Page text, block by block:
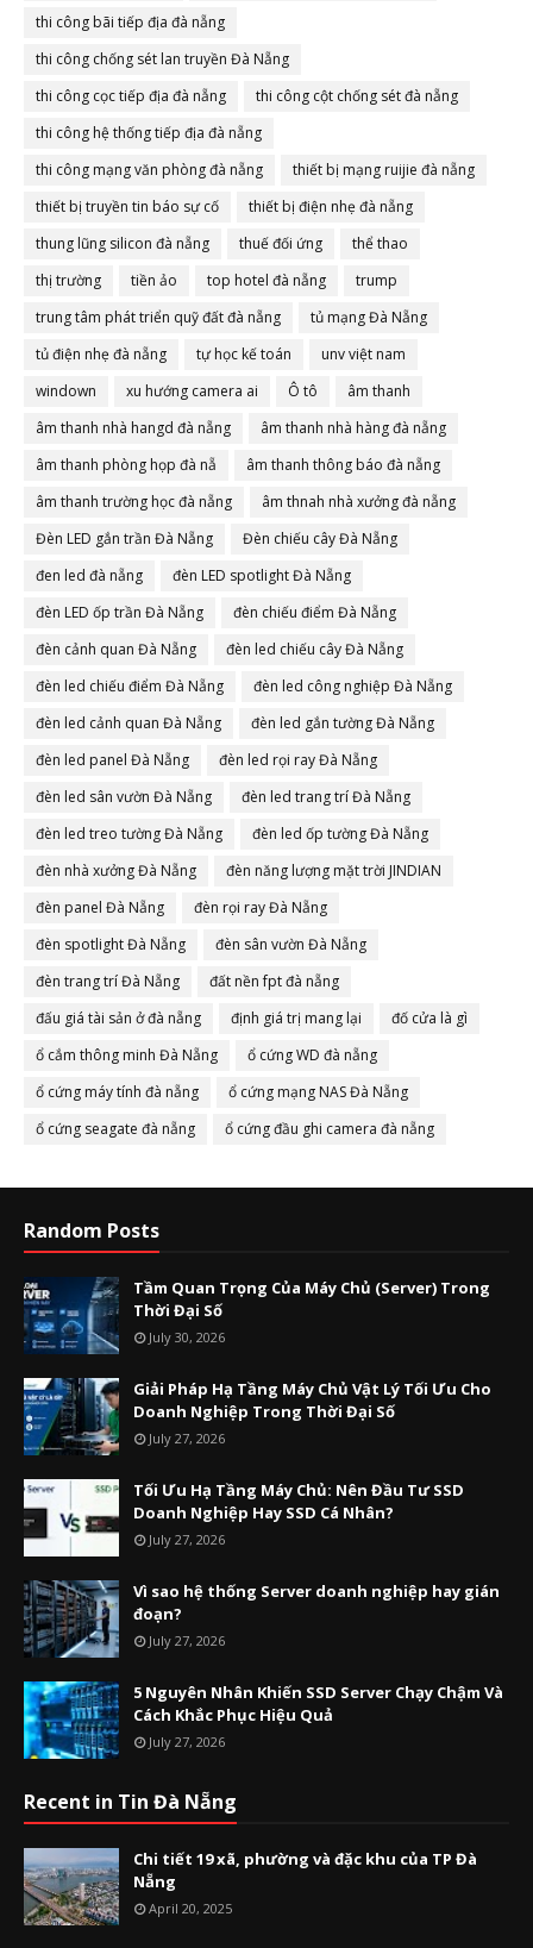
thi công bãi tiếp địa đà nẵng
thi công chống sét lan truyền Đà Nẵng
thi công cọc tiếp địa đà nẵng
thi công cột chống sét đà nẵng
thi công hệ thống tiếp địa đà nẵng
thi công mạng văn phòng đà nẵng
thiết bị mạng ruijie đà nẵng
thiết bị truyền tin báo sự cố
thiết bị điện nhẹ đà nẵng
thung lũng silicon đà nẵng
thuế đối ứng
thể thao
thị trường
tiền ảo top hotel đà nẵng
trump
trung tâm phát triển quỹ đất đà nẵng
tủ mạng Đà Nẵng
tủ điện nhẹ đà nẵng
tự học kế toán
unv việt nam
windown
xu hướng camera ai Ô tô
âm thanh
âm thanh nhà hangd đà nẵng
âm thanh nhà hàng đà nẵng
âm thanh phòng họp đà nẵ
âm thanh thông báo đà nẵng
âm thanh trường học đà nẵng
âm thnah nhà xưởng đà nẵng
Đèn LED gắn trần Đà Nẵng
Đèn chiếu cây Đà Nẵng
đen led đà nẵng
đèn LED spotlight Đà Nẵng
đèn LED ốp trần Đà Nẵng
đèn chiếu điểm Đà Nẵng
đèn cảnh quan Đà Nẵng
đèn led chiếu cây Đà Nẵng
đèn led chiếu điểm Đà Nẵng
đèn led công nghiệp Đà Nẵng
đèn led cảnh quan Đà Nẵng
đèn led gắn tường Đà Nẵng
đèn led panel Đà Nẵng
đèn led rọi ray Đà Nẵng
đèn led sân vườn Đà Nẵng
đèn led trang trí Đà Nẵng
đèn led treo tường Đà Nẵng
đèn led ốp tường Đà Nẵng
đèn nhà xưởng Đà Nẵng
đèn năng lượng mặt trời JINDIAN
đèn panel Đà Nẵng
đèn rọi ray Đà Nẵng
đèn spotlight Đà Nẵng
đèn sân vườn Đà Nẵng
đèn trang trí Đà Nẵng
đất nền fpt đà nẵng
đấu giá tài sản ở đà nẵng
định giá trị mang lại
đố cửa là gì
ổ cắm thông minh Đà Nẵng
ổ cứng WD đà nẵng
ổ cứng máy tính đà nẵng
ổ cứng mạng NAS Đà Nẵng
ổ cứng seagate đà nẵng
ổ cứng đầu ghi camera đà nẵng
Random Posts
Tầm Quan Trọng Của Máy Chủ (Server) Trong
Thời Đại Số
July 30, 2026
Giải Pháp Hạ Tầng Máy Chủ Vật Lý Tối Ưu Cho
Doanh Nghiệp Trong Thời Đại Số
July 27, 2026
Tối Ưu Hạ Tầng Máy Chủ: Nên Đầu Tư SSD
Doanh Nghiệp Hay SSD Cá Nhân?
July 27, 2026
Vì sao hệ thống Server doanh nghiệp hay gián
đoạn?
July 27, 2026
5 Nguyên Nhân Khiến SSD Server Chạy Chậm Và
Cách Khắc Phục Hiệu Quả
July 27, 2026
Recent in Tin Đà Nẵng
Chi tiết 19 xã, phường và đặc khu của TP Đà
Nẵng
April 20, 2025